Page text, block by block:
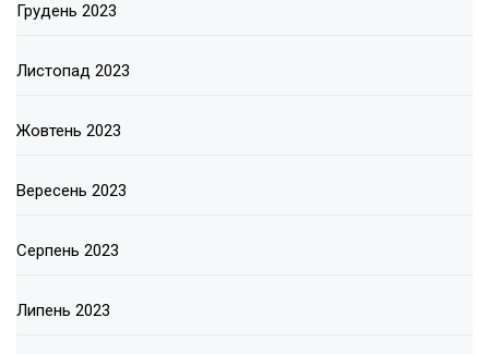
Грудень 2023
Листопад 2023
Жовтень 2023
Вересень 2023
Серпень 2023
Липень 2023